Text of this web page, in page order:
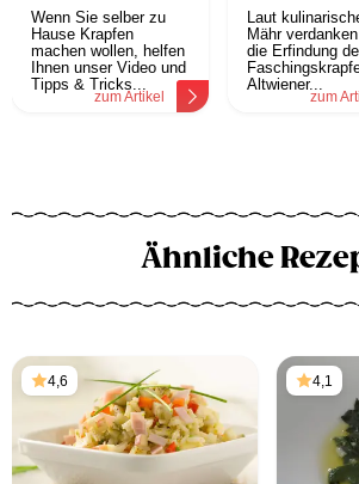
Wenn Sie selber zu
Hause Krapfen
machen wollen, helfen
Ihnen unser Video und
Tipps & Tricks...
zum Artikel
Laut
Mähr
die Erfindung
Altwiener...
zum
Ähnliche
4,6 4,1